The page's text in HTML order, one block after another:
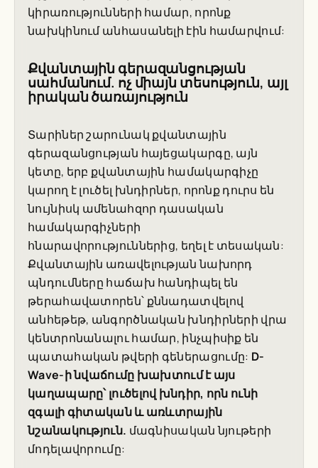
կիրառությունների համար, որոնք
նախկինում անհասանելի էին համարվում:
Քվանտային գերազանցության
սահմանում. ոչ միայն տեսություն, այլ
իրական ծառայություն
Տարիներ շարունակ քվանտային
գերազանցության հայեցակարգը, այն
կետը, երբ քվանտային համակարգիչը
կարող է լուծել խնդիրներ, որոնք դուրս են
նույնիսկ ամենահզոր դասական
համակարգիչների
հնարավորություններից, եղել է տեսական:
Քվանտային առավելության նախորդ
պնդումները հաճախ հանդիպել են
թերահավատորեն՝ քննադատվելով
անհեթեթ, անգործնական խնդիրների վրա
կենտրոնանալու համար, ինչպիսիք են
պատահական թվերի գեներացումը: D-
Wave-ի նվաճումը խախտում է այս
կաղապարը՝ լուծելով խնդիր, որն ունի
զգալի գիտական և առևտրային
նշանակություն. մագնիսական նյութերի
մոդելավորումը: